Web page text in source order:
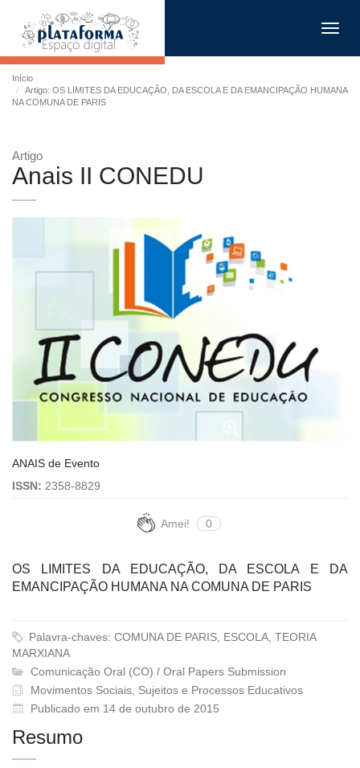
Início
Artigo: OS LIMITES DA EDUCAÇÃO, DA ESCOLA E DA EMANCIPAÇÃO HUMANA
NA COMUNA DE PARIS
Artigo
Anais II CONEDU
ANAIS de Evento
ISSN: 2358-8829
Amei! 0
OS LIMITES DA EDUCAÇÃO, DA ESCOLA E DA
EMANCIPAÇÃO HUMANA NA COMUNA DE PARIS
Palavra-chaves: COMUNA DE PARIS, ESCOLA, TEORIA
MARXIANA
Comunicação Oral (CO) / Oral Papers Submission
Movimentos Sociais, Sujeitos e Processos Educativos
Publicado em 14 de outubro de 2015
Resumo